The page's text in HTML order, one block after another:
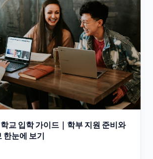
교 입학 가이드｜학부 지원 준비와
한눈에 보기